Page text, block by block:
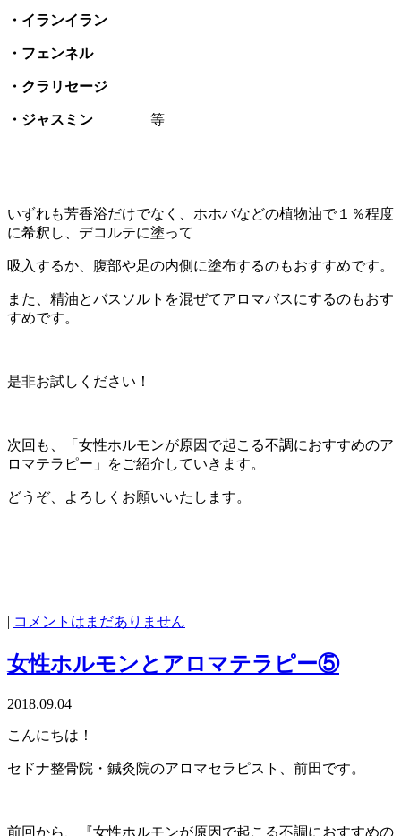
・イランイラン
・フェンネル
・クラリセージ
・ジャスミン 等
いずれも芳香浴だけでなく、ホホバなどの植物油で１％程度
に希釈し、デコルテに塗って
吸入するか、腹部や足の内側に塗布するのもおすすめです。
また、精油とバスソルトを混ぜてアロマバスにするのもおす
すめです。
是非お試しください！
次回も、「女性ホルモンが原因で起こる不調におすすめのア
ロマテラピー」をご紹介していきます。
どうぞ、よろしくお願いいたします。
| コメントはまだありません
女性ホルモンとアロマテラピー⑤
2018.09.04
こんにちは！
セドナ整骨院・鍼灸院のアロマセラピスト、前田です。
前回から、『女性ホルモンが原因で起こる不調におすすめの